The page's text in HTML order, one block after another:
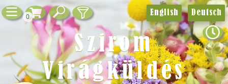
0
English Deutsch
Szirom
Virágküldés